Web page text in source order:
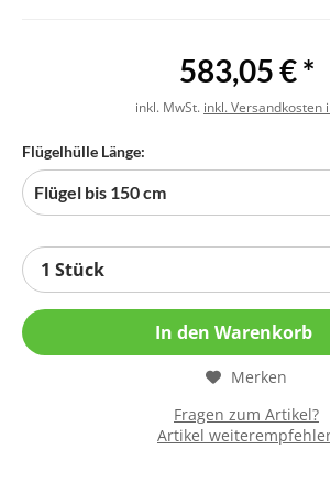
583,05 € *
inkl. MwSt. inkl. Versandkosten
Flügelhülle Länge:
In den Warenkorb
Merken
Fragen zum Artikel?
Artikel